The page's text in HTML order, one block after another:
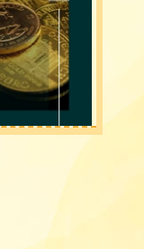
黃金要準